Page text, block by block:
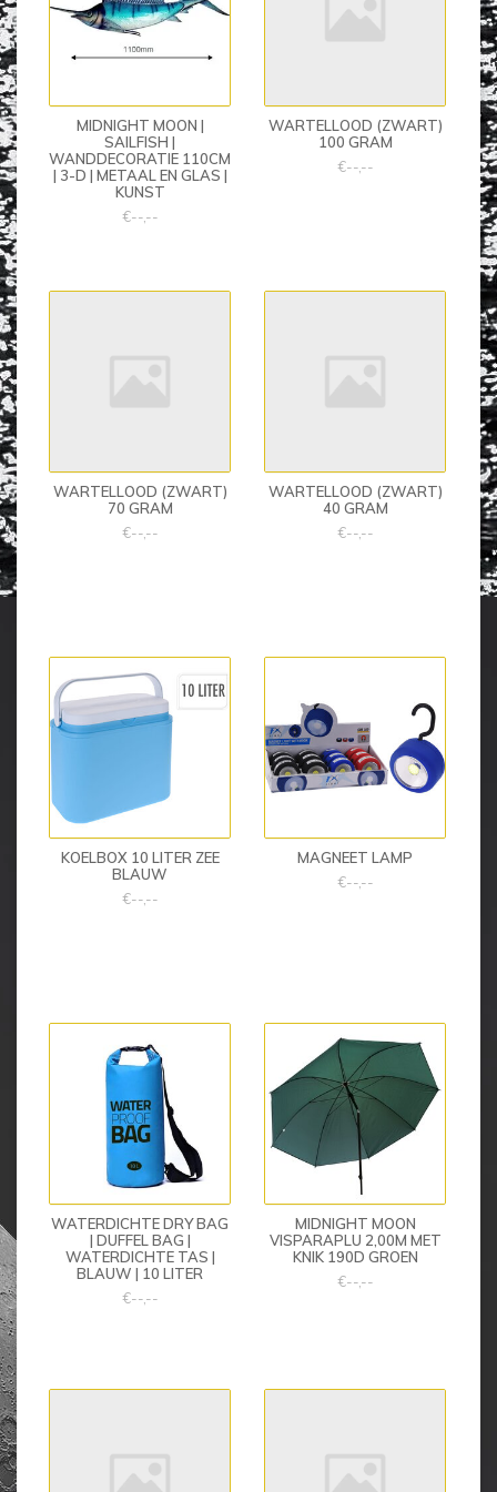
MIDNIGHT MOON |
SAILFISH |
WANDDECORATIE 110CM
| 3-D | METAAL EN GLAS |
KUNST
€--,--
WARTELLOOD (ZWART)
100 GRAM
€--,--
WARTELLOOD (ZWART)
70 GRAM
€--,--
WARTELLOOD (ZWART)
40 GRAM
€--,--
KOELBOX 10 LITER ZEE
BLAUW
€--,--
MAGNEET LAMP
€--,--
WATERDICHTE DRY BAG
| DUFFEL BAG |
WATERDICHTE TAS |
BLAUW | 10 LITER
€--,--
MIDNIGHT MOON
VISPARAPLU 2,00M MET
KNIK 190D GROEN
€--,--